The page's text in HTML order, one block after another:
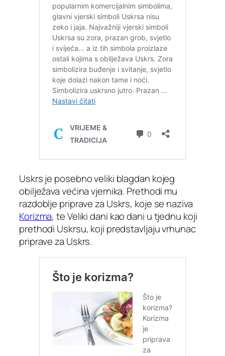
Uskrs je posebno veliki blagdan kojeg
obilježava većina vjernika. Prethodi mu
razdoblje priprave za Uskrs, koje se naziva
Korizma, te Veliki dani kao dani u tjednu koji
prethodi Uskrsu, koji predstavljaju vrhunac
priprave za Uskrs.